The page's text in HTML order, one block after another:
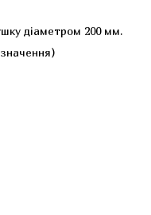
діаметром 200 мм.